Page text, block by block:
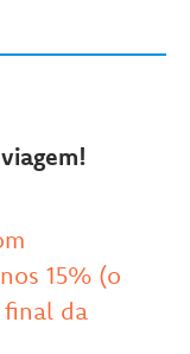
15% (o
final da